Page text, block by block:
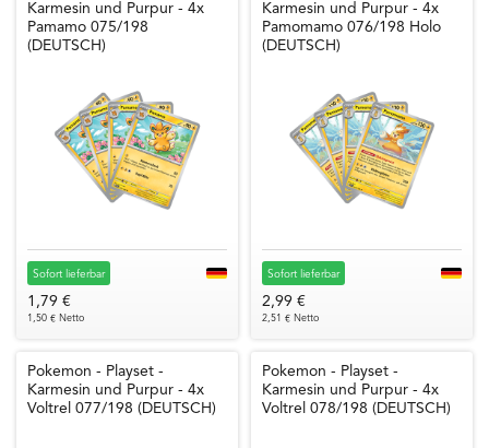
Karmesin und Purpur - 4x
Pamamo 075/198
(DEUTSCH)
Sofort lieferbar
1,79 €
1,50 € Netto
Karmesin und Purpur - 4x
Pamomamo 076/198 Holo
(DEUTSCH)
Sofort lieferbar
2,99 €
2,51 € Netto
Pokemon - Playset -
Karmesin und Purpur - 4x
Voltrel 077/198 (DEUTSCH)
Pokemon - Playset -
Karmesin und Purpur - 4x
Voltrel 078/198 (DEUTSCH)